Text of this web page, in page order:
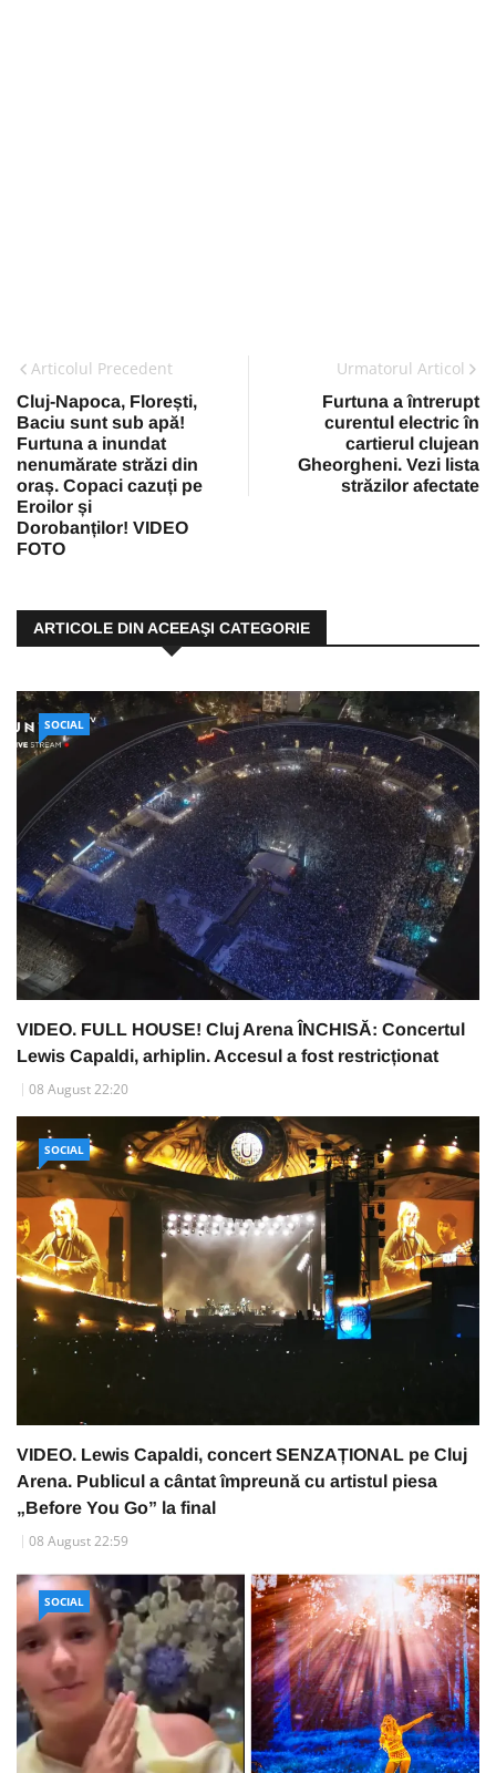
Articolul Precedent
Cluj-Napoca, Florești,
Baciu sunt sub apă!
Furtuna a inundat
nenumărate străzi din
oraș. Copaci cazuți pe
Eroilor și
Dorobanților! VIDEO
FOTO
Urmatorul Articol
Furtuna a întrerupt
curentul electric în
cartierul clujean
Gheorgheni. Vezi lista
străzilor afectate
ARTICOLE DIN ACEEAŞI CATEGORIE
SOCIAL
VIDEO. FULL HOUSE! Cluj Arena ÎNCHISĂ: Concertul
Lewis Capaldi, arhiplin. Accesul a fost restricționat
08 August 22:20
SOCIAL
VIDEO. Lewis Capaldi, concert SENZAȚIONAL pe Cluj
Arena. Publicul a cântat împreună cu artistul piesa
„Before You Go” la final
08 August 22:59
SOCIAL